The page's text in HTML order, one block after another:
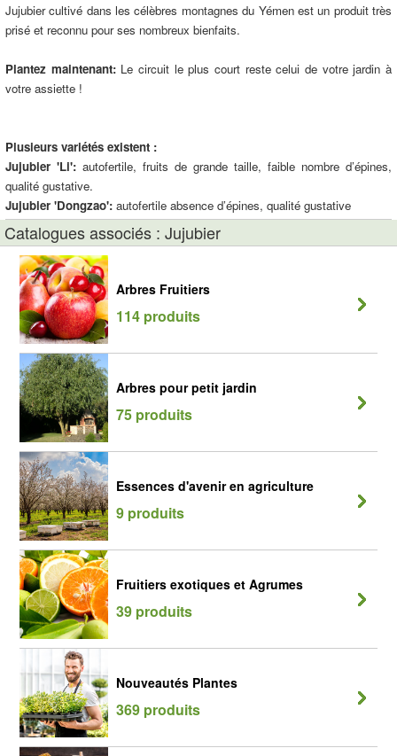
Jujubier cultivé dans les célèbres montagnes du Yémen est un produit très
prisé et reconnu pour ses nombreux bienfaits.
Plantez maintenant:Le circuit le plus court reste celui de votre jardin à
votre assiette !
Plusieurs variétés existent :
Jujubier 'Li': autofertile, fruits de grande taille, faible nombre d’épines,
qualité gustative.
Jujubier 'Dongzao': autofertile absence d’épines, qualité gustative
Catalogues associés : Jujubier
Arbres Fruitiers
114 produits
Arbres pour petit jardin
75 produits
Essences d'avenir en agriculture
9 produits
Fruitiers exotiques et Agrumes
39 produits
Nouveautés Plantes
369 produits